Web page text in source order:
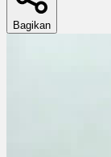
Bagikan